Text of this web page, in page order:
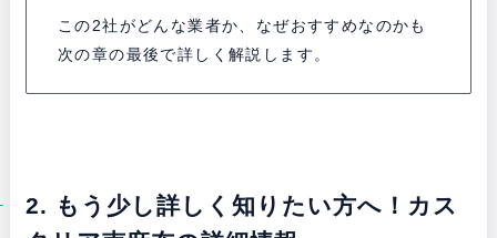
この2社がどんな業者か、なぜおすすめなのかも
次の章の最後で詳しく解説します。
2. もう少し詳しく知りたい方へ！カス